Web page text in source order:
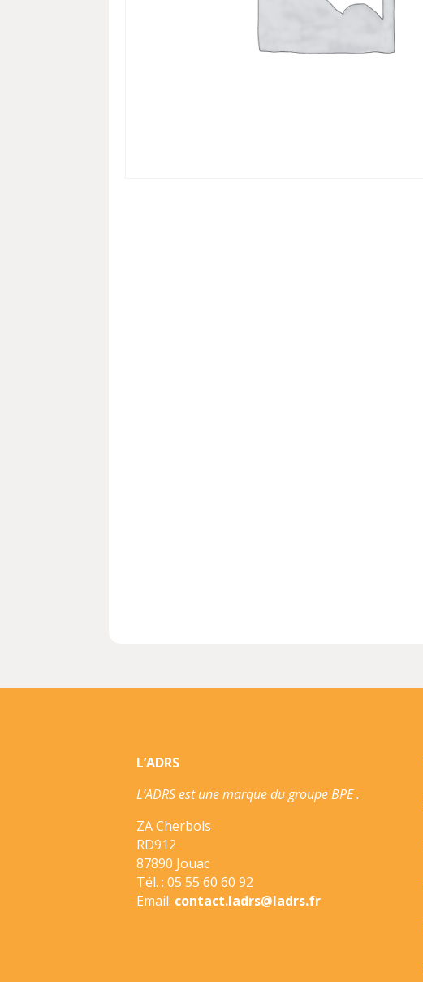
L’ADRS
L’ADRS est une marque du groupe BPE .
ZA Cherbois
RD912
87890 Jouac
Tél. : 05 55 60 60 92
Email: contact.ladrs@ladrs.fr